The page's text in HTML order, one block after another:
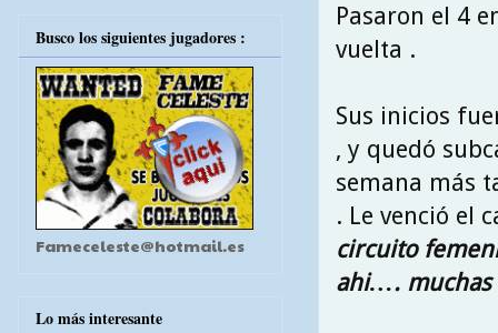
Pasaron el 4
vuelta .
Sus inicios
, y quedó
semana más
. Le venció el
circuito
ahi…. muchas
Busco los siguientes jugadores :
Fameceleste@hotmail.es
Lo más interesante